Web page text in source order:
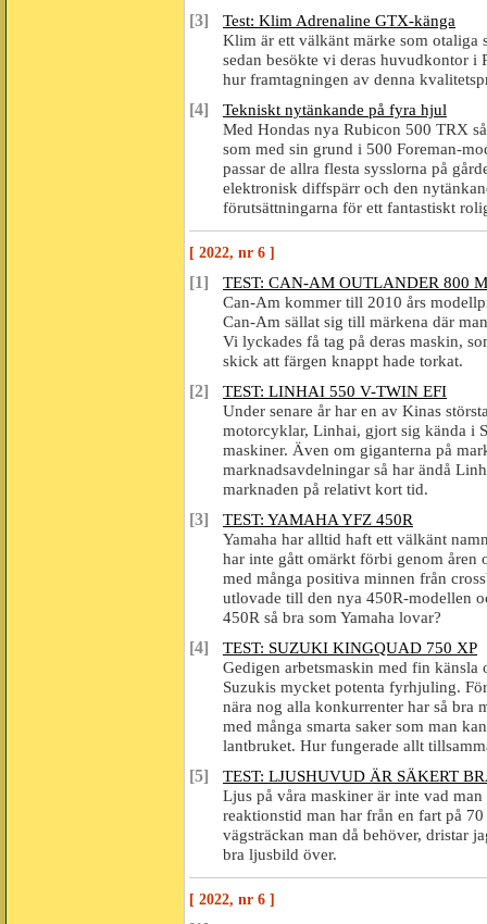
[3]
Test: Klim Adrenaline GTX-känga
Klim är ett välkänt märke som otaliga
sedan besökte vi deras huvudkontor
hur framtagningen av denna
[4]
Tekniskt nytänkande på fyra hjul
Med Hondas nya Rubicon 500 TRX
som med sin grund i 500 Foreman-
passar de allra flesta sysslorna på
elektronisk diffspärr och den
förutsättningarna för ett fantastiskt
[ 2022, nr 6 ]
[1]
TEST: CAN-AM OUTLANDER 800
Can-Am kommer till 2010 års
Can-Am sällat sig till märkena där
Vi lyckades få tag på deras maskin,
skick att färgen knappt hade torkat.
[2]
TEST: LINHAI 550 V-TWIN EFI
Under senare år har en av Kinas
motorcyklar, Linhai, gjort sig kända i
maskiner. Även om giganterna på
marknadsavdelningar så har ändå
marknaden på relativt kort tid.
[3]
TEST: YAMAHA YFZ 450R
Yamaha har alltid haft ett välkänt
har inte gått omärkt förbi genom åren
med många positiva minnen från
utlovade till den nya 450R-modellen
450R så bra som Yamaha lovar?
[4]
TEST: SUZUKI KINGQUAD 750 XP
Gedigen arbetsmaskin med fin
Suzukis mycket potenta fyrhjuling.
nära nog alla konkurrenter har så bra
med många smarta saker som man
lantbruket. Hur fungerade allt
[5]
TEST: LJUSHUVUD ÄR SÄKERT
Ljus på våra maskiner är inte vad
reaktionstid man har från en fart på
vägsträckan man då behöver, dristar
bra ljusbild över.
[ 2022, nr 6 ]